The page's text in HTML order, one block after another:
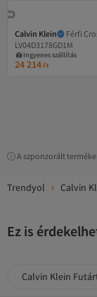
Calvin Klein
Férfi
LV04D3178GD1M
Ingyenes szállítás
24 214 Ft
A szponzorált
Trendyol Calvin
Ez is
Calvin Klein